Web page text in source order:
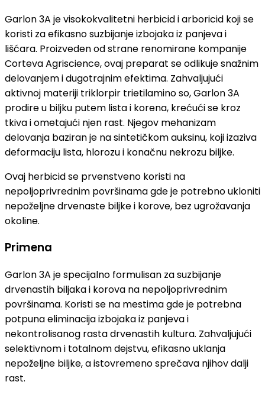
Garlon 3A je visokokvalitetni herbicid i arboricid koji se
koristi za efikasno suzbijanje izbojaka iz panjeva i
lišćara. Proizveden od strane renomirane kompanije
Corteva Agriscience, ovaj preparat se odlikuje snažnim
delovanjem i dugotrajnim efektima. Zahvaljujući
aktivnoj materiji triklorpir trietilamino so, Garlon 3A
prodire u biljku putem lista i korena, krećući se kroz
tkiva i ometajući njen rast. Njegov mehanizam
delovanja baziran je na sintetičkom auksinu, koji izaziva
deformaciju lista, hlorozu i konačnu nekrozu biljke.
Ovaj herbicid se prvenstveno koristi na
nepoljoprivrednim površinama gde je potrebno ukloniti
nepoželjne drvenaste biljke i korove, bez ugrožavanja
okoline.
Primena
Garlon 3A je specijalno formulisan za suzbijanje
drvenastih biljaka i korova na nepoljoprivrednim
površinama. Koristi se na mestima gde je potrebna
potpuna eliminacija izbojaka iz panjeva i
nekontrolisanog rasta drvenastih kultura. Zahvaljujući
selektivnom i totalnom dejstvu, efikasno uklanja
nepoželjne biljke, a istovremeno sprečava njihov dalji
rast.